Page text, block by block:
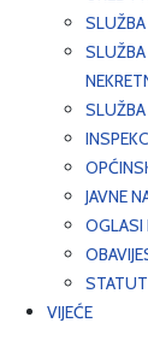
SLUŽBA
JAVNE
OGLASI
STATUT
VIJEĆE